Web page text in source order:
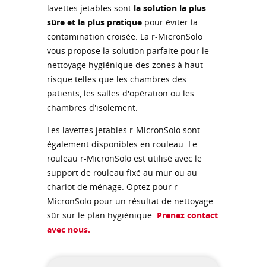
lavettes jetables sont la solution la plus
sûre et la plus pratique pour éviter la
contamination croisée. La r-MicronSolo
vous propose la solution parfaite pour le
nettoyage hygiénique des zones à haut
risque telles que les chambres des
patients, les salles d'opération ou les
chambres d'isolement.
Les lavettes jetables r-MicronSolo sont
également disponibles en rouleau. Le
rouleau r-MicronSolo est utilisé avec le
support de rouleau fixé au mur ou au
chariot de ménage. Optez pour r-
MicronSolo pour un résultat de nettoyage
sûr sur le plan hygiénique. Prenez contact
avec nous.